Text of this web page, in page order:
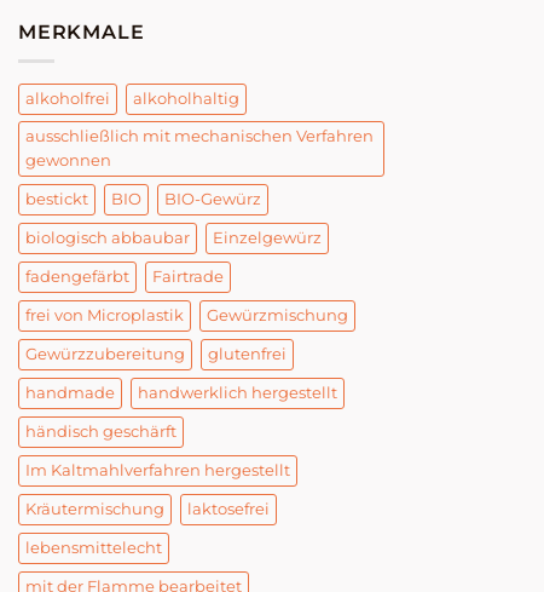
MERKMALE
alkoholfrei alkoholhaltig
ausschließlich mit mechanischen Verfahren
gewonnen
bestickt BIO BIO-Gewürz
biologisch abbaubar Einzelgewürz
fadengefärbt Fairtrade
frei von Microplastik Gewürzmischung
Gewürzzubereitung glutenfrei
handmade handwerklich hergestellt
händisch geschärft
Im Kaltmahlverfahren hergestellt
Kräutermischung laktosefrei
lebensmittelecht
mit der Flamme bearbeitet